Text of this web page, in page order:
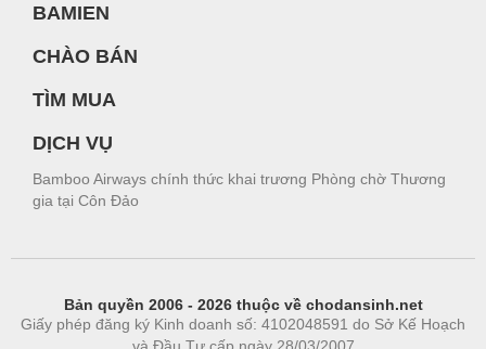
BAMIEN
CHÀO BÁN
TÌM MUA
DỊCH VỤ
Bamboo Airways chính thức khai trương Phòng chờ Thương
gia tại Côn Đảo
Bản quyền 2006 - 2026 thuộc về chodansinh.net
Giấy phép đăng ký Kinh doanh số: 4102048591 do Sở Kế Hoạch
và Đầu Tư cấp ngày 28/03/2007